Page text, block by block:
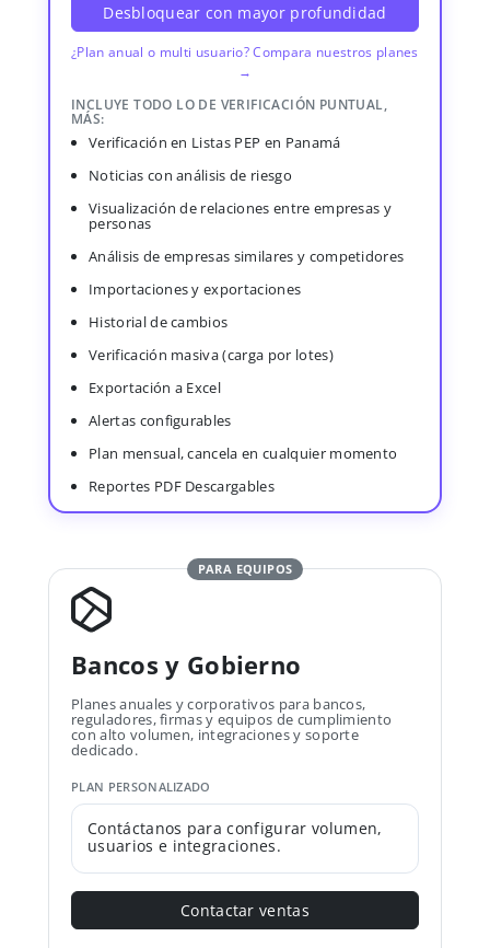
Desbloquear con mayor profundidad
¿Plan anual o multi usuario? Compara nuestros planes
→
INCLUYE TODO LO DE VERIFICACIÓN PUNTUAL,
MÁS:
Verificación en Listas PEP en Panamá
Noticias con análisis de riesgo
Visualización de relaciones entre empresas y
personas
Análisis de empresas similares y competidores
Importaciones y exportaciones
Historial de cambios
Verificación masiva (carga por lotes)
Exportación a Excel
Alertas configurables
Plan mensual, cancela en cualquier momento
Reportes PDF Descargables
PARA EQUIPOS
Bancos y Gobierno
Planes anuales y corporativos para bancos,
reguladores, firmas y equipos de cumplimiento
con alto volumen, integraciones y soporte
dedicado.
PLAN PERSONALIZADO
Contáctanos para configurar volumen,
usuarios e integraciones.
Contactar ventas